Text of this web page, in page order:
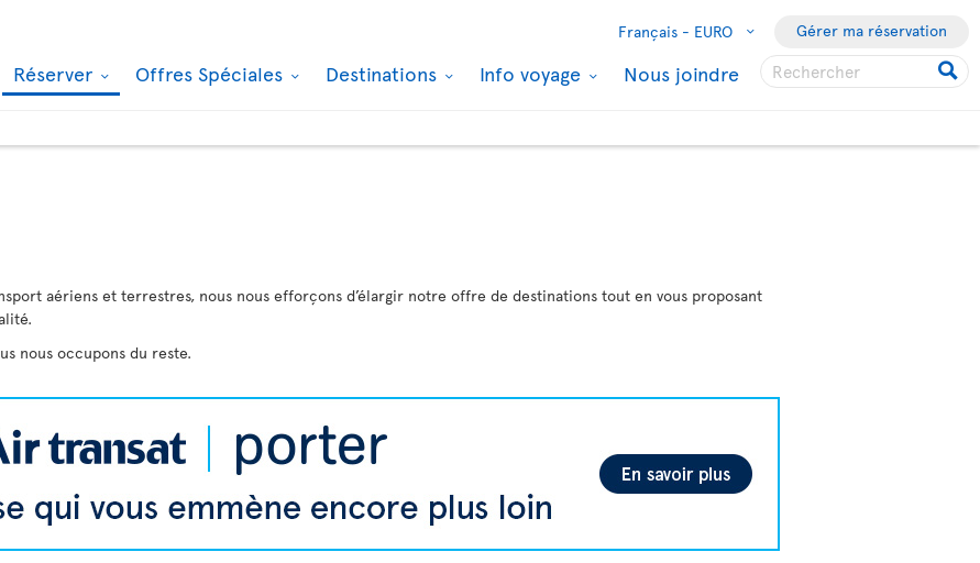
Français - EURO Gérer ma réservation
Réserver Offres Spéciales Destinations Info voyage Nous joindre
aériens et terrestres, nous nous efforçons d’élargir notre offre de destinations tout en vous proposant
nous occupons du reste.